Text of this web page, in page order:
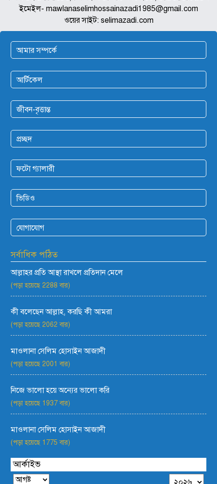
ইমেইল- mawlanaselimhossainazadi1985@gmail.com
ওয়ের সাইট: selimazadi.com
আমার সম্পর্কে
আর্টিকেল
জীবন-বৃত্তান্ত
প্রচ্ছদ
ফটো গ্যালারী
ভিডিও
যোগাযোগ
সর্বাধিক পঠিত
আল্লাহর প্রতি আস্থা রাখলে প্রতিদান মেলে
(পড়া হয়েছে 2288 বার)
কী বলেছেন আল্লাহ, করছি কী আমরা
(পড়া হয়েছে 2062 বার)
মাওলানা সেলিম হোসাইন আজাদী
(পড়া হয়েছে 2001 বার)
নিজে ভালো হয়ে অন্যের ভালো করি
(পড়া হয়েছে 1937 বার)
মাওলানা সেলিম হোসাইন আজাদী
(পড়া হয়েছে 1775 বার)
আর্কাইভ